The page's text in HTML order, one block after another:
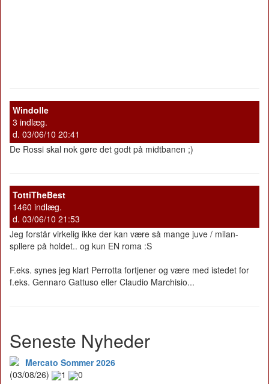
Windolle
3 indlæg.
d. 03/06/10 20:41
De Rossi skal nok gøre det godt på midtbanen ;)
TottiTheBest
1460 indlæg.
d. 03/06/10 21:53
Jeg forstår virkelig ikke der kan være så mange juve / milan-
spllere på holdet.. og kun EN roma :S
F.eks. synes jeg klart Perrotta fortjener og være med istedet for
f.eks. Gennaro Gattuso eller Claudio Marchisio...
Seneste Nyheder
Mercato Sommer 2026
(03/08/26)
1 0